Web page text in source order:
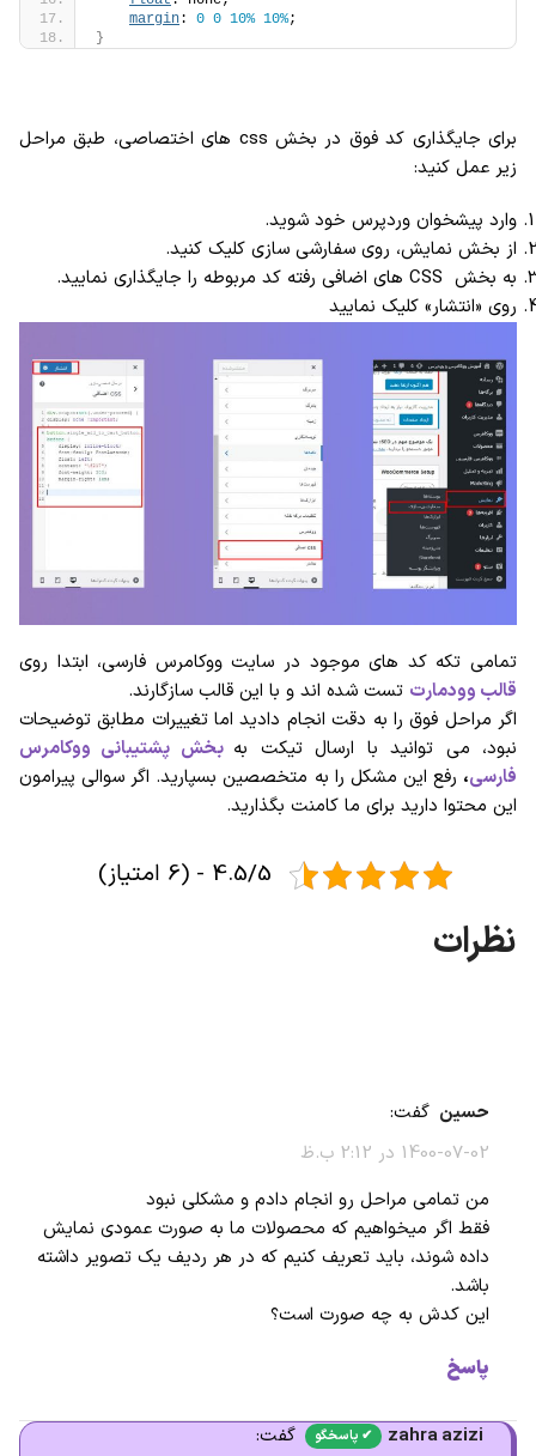
margin: 0 0 10% 10%;
}
برای جایگذاری کد فوق در بخش css های اختصاصی، طبق مراحل
زیر عمل کنید:
وارد پیشخوان وردپرس خود شوید.
از بخش نمایش، روی سفارشی سازی کلیک کنید.
به بخش CSS های اضافی رفته کد مربوطه را جایگذاری نمایید.
روی «انتشار» کلیک نمایید
تمامی تکه کد های موجود در سایت ووکامرس فارسی، ابتدا روی
قالب وودمارت تست شده اند و با این قالب سازگارند.
اگر مراحل فوق را به دقت انجام دادید اما تغییرات مطابق توضیحات
نبود، می توانید با ارسال تیکت به بخش پشتیبانی ووکامرس
فارسی، رفع این مشکل را به متخصصین بسپارید. اگر سوالی پیرامون
این محتوا دارید برای ما کامنت بگذارید.
4.5/5 - (6 امتیاز)
حسین گفت:
1400-07-02 در 2:12 ب.ظ
من تمامی مراحل رو انجام دادم و مشکلی نبود
فقط اگر میخواهیم که محصولات ما به صورت عمودی نمایش
داده شوند، باید تعریف کنیم که در هر ردیف یک تصویر داشته
باشد.
این کدش به چه صورت است؟
پاسخ
zahra azizi
گفت: